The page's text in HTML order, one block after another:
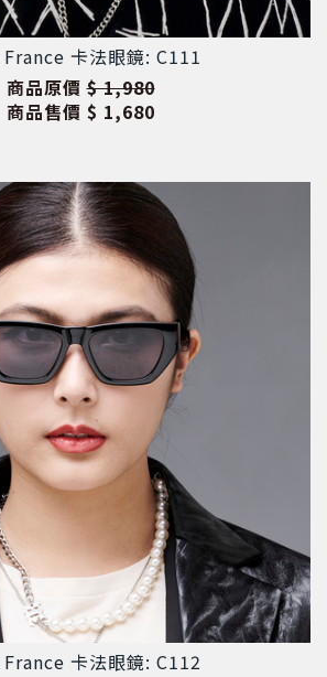
卡法眼鏡: C111
商品原價 $ 1,980
商品售價 $ 1,680
卡法眼鏡: C112